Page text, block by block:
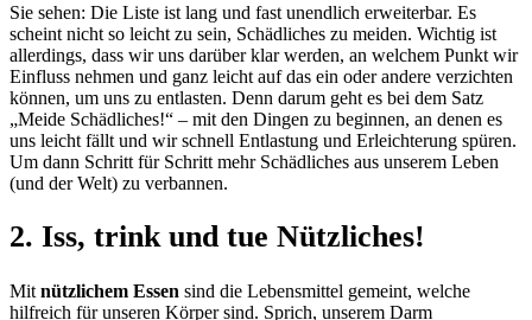
Sie sehen: Die Liste ist lang und fast unendlich erweiterbar. Es
scheint nicht so leicht zu sein, Schädliches zu meiden. Wichtig ist
allerdings, dass wir uns darüber klar werden, an welchem Punkt wir
Einfluss nehmen und ganz leicht auf das ein oder andere verzichten
können, um uns zu entlasten. Denn darum geht es bei dem Satz
„Meide Schädliches!“ – mit den Dingen zu beginnen, an denen es
uns leicht fällt und wir schnell Entlastung und Erleichterung spüren.
Um dann Schritt für Schritt mehr Schädliches aus unserem Leben
(und der Welt) zu verbannen.
2. Iss, trink und tue Nützliches!
Mit nützlichem Essen sind die Lebensmittel gemeint, welche
hilfreich für unseren Körper sind. Sprich, unserem Darm